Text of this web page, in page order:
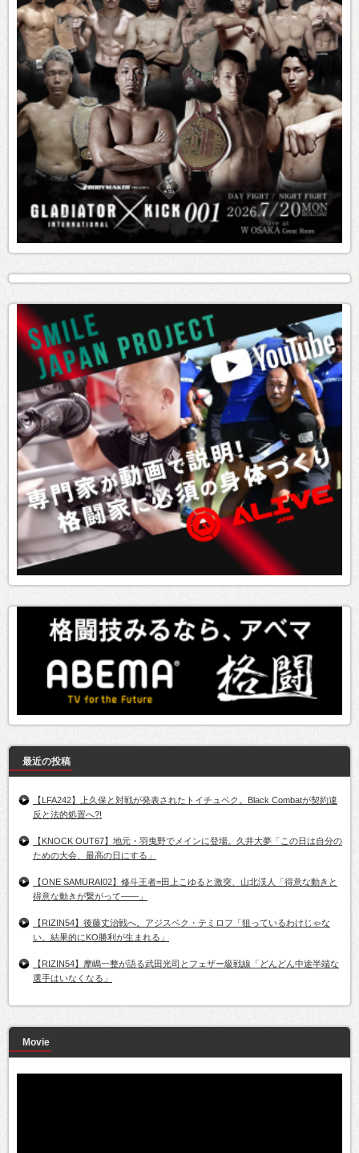
最近の投稿
【LFA242】上久保と対戦が発表されたトイチュベク。Black Combatが契約違
反と法的処置へ?!
【KNOCK OUT67】地元・羽曳野でメインに登場。久井大夢「この日は自分の
ための大会、最高の日にする」
【ONE SAMURAI02】修斗王者=田上こゆると激突、山北渓人「得意な動きと
得意な動きが繋がって――」
【RIZIN54】後藤丈治戦へ。アジスベク・テミロフ「狙っているわけじゃな
い。結果的にKO勝利が生まれる」
【RIZIN54】摩嶋一整が語る武田光司とフェザー級戦線「どんどん中途半端な
選手はいなくなる」
Movie